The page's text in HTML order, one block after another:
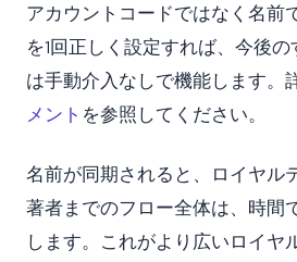
アカウントコードではなく名前
を1回正しく設定すれば、今後
は手動介入なしで機能します。
メント を参照してください。
名前が同期されると、ロイヤル
著者までのフロー全体は、時間
します。これがより広いロイヤ